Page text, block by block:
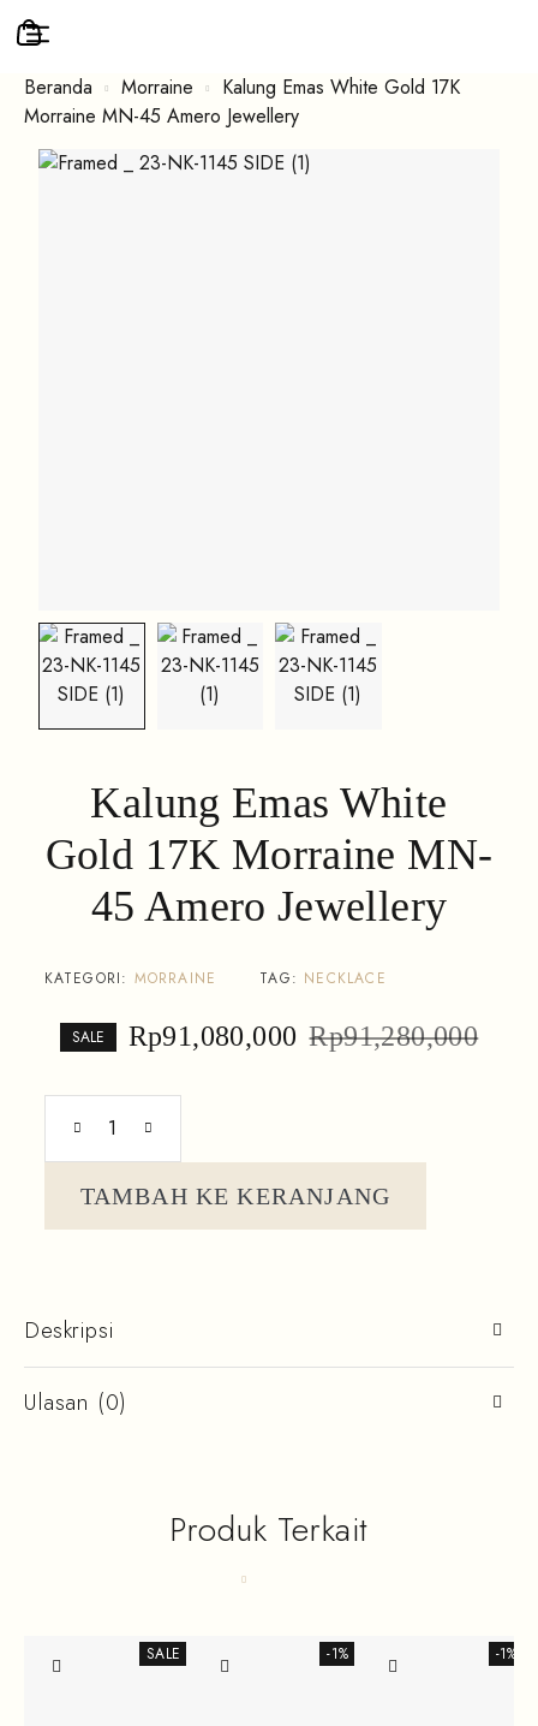
Beranda Morraine
Kalung Emas White Gold 17K
Morraine MN-45 Amero Jewellery
Kalung Emas White
Gold 17K Morraine MN-
45 Amero Jewellery
KATEGORI: MORRAINE TAG: NECKLACE
SALE Rp91,280,000
Rp91,080,000
TAMBAH KE KERANJANG
Deskripsi
Ulasan (0)
Produk Terkait
SALE -1% -1%